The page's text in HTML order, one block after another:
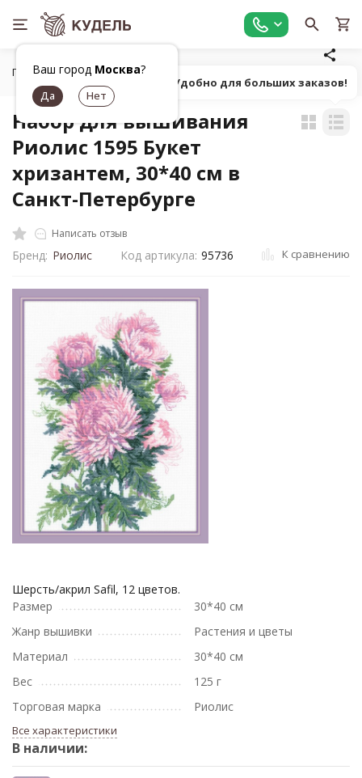
Ваш город Москва?
Главная Товары для вышивания
Набор для вышивания
Риолис 1595 Букет
хризантем, 30*40 см в
Санкт-Петербурге
Написать отзыв
Бренд: Риолис Код артикула: 95736 К сравнению
Шерсть/акрил Safil, 12 цветов.
Размер
30*40 см
Жанр вышивки
Растения и цветы
Материал
30*40 см
Вес
125 г
Торговая марка
Риолис
Все характеристики
В наличии:
Попробуй! Удобно для больших заказов!